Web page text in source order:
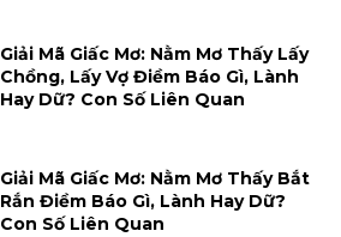
Giải Mã Giấc Mơ: Nằm Mơ Thấy Lấy
Chồng, Lấy Vợ Điềm Báo Gì, Lành
Hay Dữ? Con Số Liên Quan
Giải Mã Giấc Mơ: Nằm Mơ Thấy Bắt
Rắn Điềm Báo Gì, Lành Hay Dữ?
Con Số Liên Quan